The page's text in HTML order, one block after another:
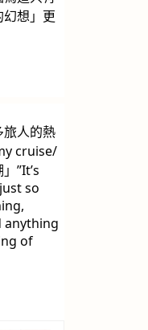
想」更
旅人的熱
cruise/
”It’s
so
anything
of